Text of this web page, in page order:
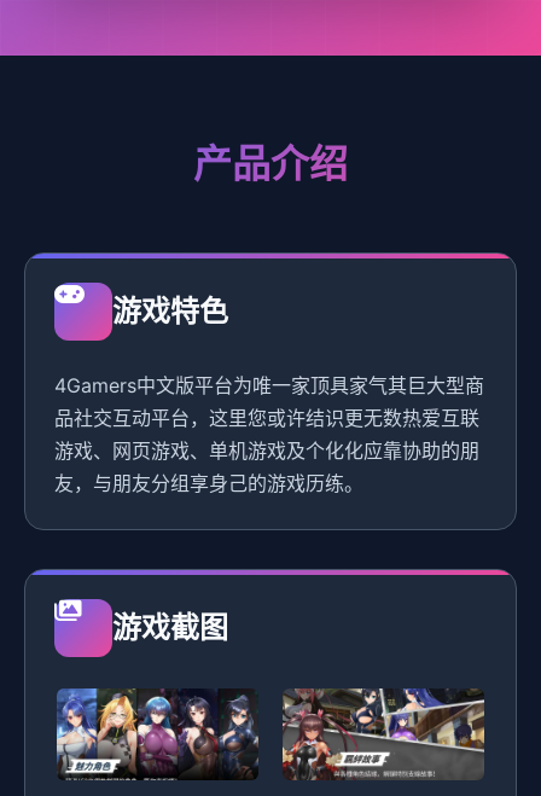
产品介绍
游戏特色
4Gamers中文版平台为唯一家顶具家气其巨大型商
品社交互动平台，这里您或许结识更无数热爱互联
游戏、网页游戏、单机游戏及个化化应靠协助的朋
友，与朋友分组享身己的游戏历练。
游戏截图